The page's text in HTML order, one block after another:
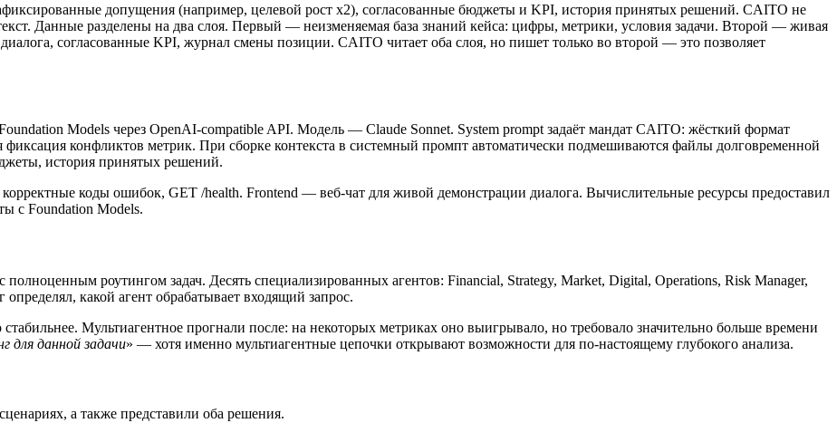
допущения (например, целевой рост x2), согласованные бюджеты и KPI, история принятых решений. CAITO не
Данные разделены на два слоя. Первый — неизменяемая база знаний кейса: цифры, метрики, условия задачи. Второй — живая
согласованные KPI, журнал смены позиции. CAITO читает оба слоя, но пишет только во второй — это позволяет
Models через OpenAI-compatible API. Модель — Claude Sonnet. System prompt задаёт мандат CAITO: жёсткий формат
фиксация конфликтов метрик. При сборке контекста в системный промпт автоматически подмешиваются файлы долговременной
история принятых решений.
коды ошибок, GET /health. Frontend — веб-чат для живой демонстрации диалога. Вычислительные ресурсы предоставил
с Foundation Models.
роутингом задач. Десять специализированных агентов: Financial, Strategy, Market, Digital, Operations, Risk Manager,
какой агент обрабатывает входящий запрос.
Мультиагентное прогнали после: на некоторых метриках оно выигрывало, но требовало значительно больше времени
для данной задачи» — хотя именно мультиагентные цепочки открывают возможности для по-настоящему глубокого анализа.
а также представили оба решения.